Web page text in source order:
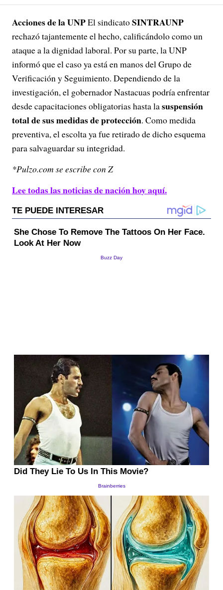
Acciones de la UNPEl sindicatoSINTRAUNP
rechazó tajantemente el hecho, calificándolo como un
ataque a la dignidad laboral. Por su parte, la UNP
informó que el caso ya está en manos del Grupo de
Verificación y Seguimiento. Dependiendo de la
investigación, el gobernador Nastacuas podría enfrentar
desde capacitaciones obligatorias hasta lasuspensión
total de sus medidas de protección. Como medida
preventiva, el escolta ya fue retirado de dicho esquema
para salvaguardar su integridad.
*Pulzo.com se escribe con Z
Lee todas las noticias de nación hoy aquí.